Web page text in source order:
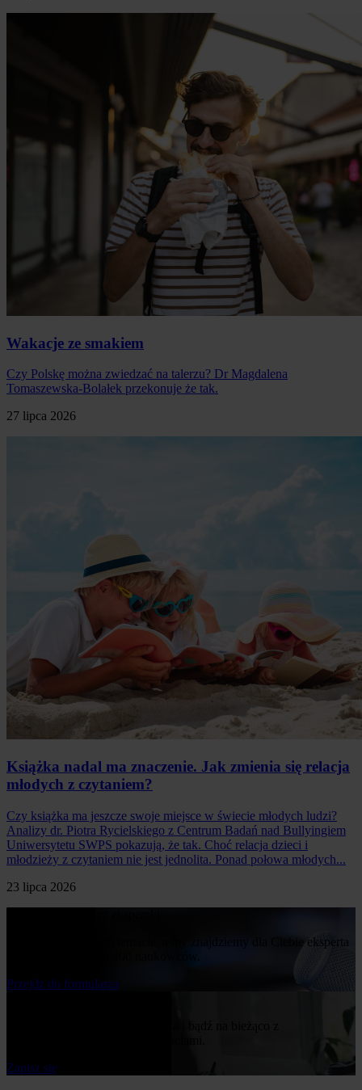
Wakacje ze smakiem
Czy Polskę można zwiedzać na talerzu? Dr Magdalena
Tomaszewska-Bolałek przekonuje że tak.
27 lipca 2026
Książka nadal ma znaczenie. Jak zmienia się relacja
młodych z czytaniem?
Czy książka ma jeszcze swoje miejsce w świecie młodych ludzi?
Analizy dr. Piotra Rycielskiego z Centrum Badań nad Bullyingiem
Uniwersytetu SWPS pokazują, że tak. Choć relacja dzieci i
młodzieży z czytaniem nie jest jednolita. Ponad połowa młodych...
23 lipca 2026
Napisz nam o swoim temacie, a my znajdziemy dla Ciebie eksperta
Przejdż do formularza
Zapisz się